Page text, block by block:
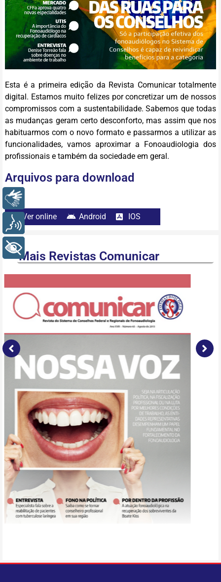
Esta é a primeira edição da Revista Comunicar totalmente
digital. Estamos muito felizes por concretizar um de nossos
compromissos com a sustentabilidade. Sabemos que todas
as mudanças geram certo desconforto, mas assim que nos
habituarmos com o novo formato e passarmos a utilizar as
funcionalidades, vamos aproximar a Fonoaudiologia dos
profissionais e também da sociedade em geral.
Arquivos para download
Ver online Android IOS
Mais Revistas Comunicar
Voz